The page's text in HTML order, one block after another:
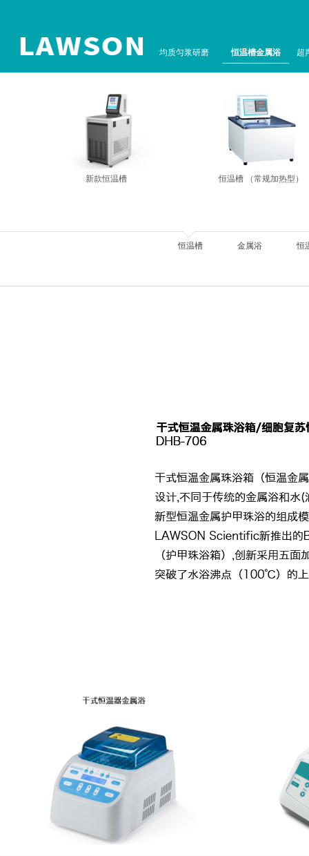
均质匀浆研磨 恒温槽金属浴 超
新款恒温槽 恒温槽 （常规加热型）
恒温槽 金属浴 恒